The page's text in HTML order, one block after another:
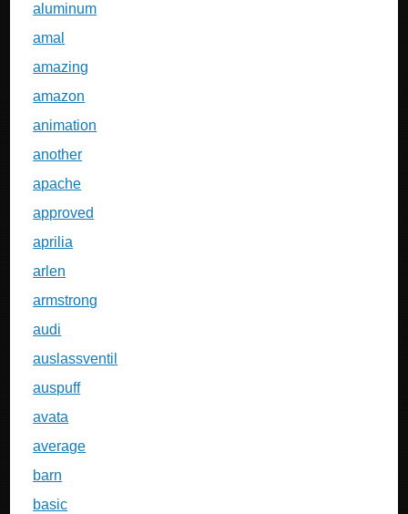
aluminum
amal
amazing
amazon
animation
another
apache
approved
aprilia
arlen
armstrong
audi
auslassventil
auspuff
avata
average
barn
basic